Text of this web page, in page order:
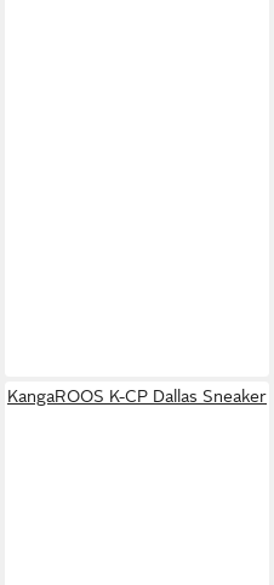
KangaROOS K-CP Dallas Sneaker